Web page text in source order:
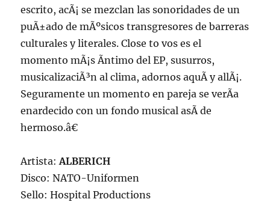
escrito, acÃ¡ se mezclan las sonoridades de un
puÃ±ado de mÃºsicos transgresores de barreras
culturales y literales. Close to vos es el
momento mÃ¡s Ã­ntimo del EP, susurros,
musicalizaciÃ³n al clima, adornos aquÃ­ y allÃ¡.
Seguramente un momento en pareja se verÃ­a
enardecido con un fondo musical asÃ­ de
hermoso.â€
Artista:ALBERICH
Disco: NATO-Uniformen
Sello: Hospital Productions